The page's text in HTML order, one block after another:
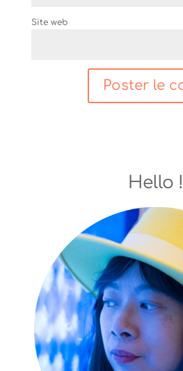
Site web
Hello !